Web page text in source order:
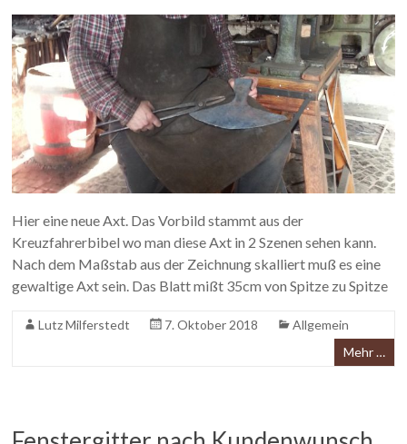
Hier eine neue Axt. Das Vorbild stammt aus der
Kreuzfahrerbibel wo man diese Axt in 2 Szenen sehen kann.
Nach dem Maßstab aus der Zeichnung skalliert muß es eine
gewaltige Axt sein. Das Blatt mißt 35cm von Spitze zu Spitze
Lutz Milferstedt 7. Oktober 2018
Allgemein
Mehr …